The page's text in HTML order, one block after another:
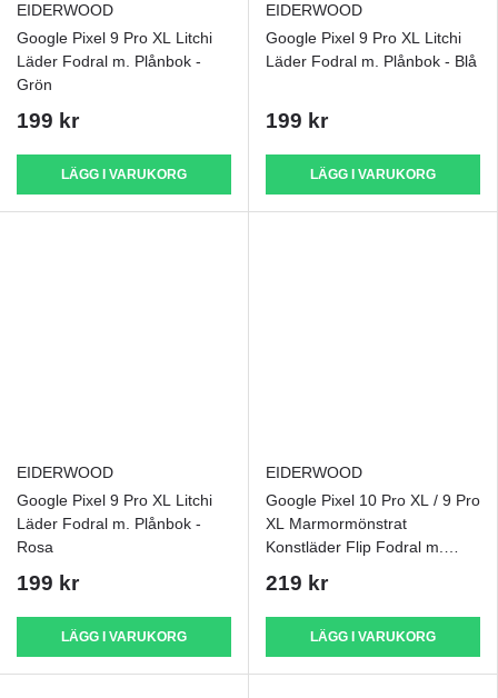
EIDERWOOD
Google Pixel 9 Pro XL Litchi
Läder Fodral m. Plånbok -
Grön
199 kr
LÄGG I VARUKORG
EIDERWOOD
Google Pixel 9 Pro XL Litchi
Läder Fodral m. Plånbok - Blå
199 kr
LÄGG I VARUKORG
EIDERWOOD
Google Pixel 9 Pro XL Litchi
Läder Fodral m. Plånbok -
Rosa
199 kr
LÄGG I VARUKORG
EIDERWOOD
Google Pixel 10 Pro XL / 9 Pro
XL Marmormönstrat
Konstläder Flip Fodral m.
Rem - Blå
219 kr
LÄGG I VARUKORG